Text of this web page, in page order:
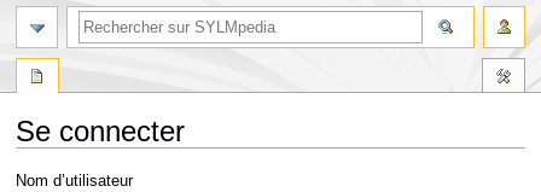
Se connecter
Aller
Aller
Nom d’utilisateur